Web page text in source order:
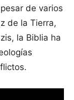
de varios
de la Tierra,
la Biblia ha